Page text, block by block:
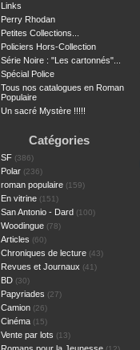
Links
Perry Rhodan
Petites Collections...
Policiers Hors-Collection
Série Noire : "Les cartonnés"...
Spécial Police
Tous nos catalogues en Roman
Populaire
Un sacré Mystère !!!!!
Catégories
SF (386)
Polar (236)
roman populaire (159)
En vitrine (151)
San Antonio - Dard (100)
Woodingue (78)
Articles (60)
Chroniques de lecture (43)
Revues et Journaux (41)
BD (30)
Papyriades (27)
Camion (26)
Cinéma (15)
Vente par lots (13)